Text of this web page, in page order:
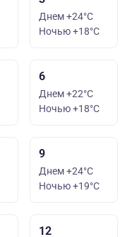
Днем +24°C
Ночью +18°C
6
Днем +22°C
Ночью +18°C
9
Днем +24°C
Ночью +19°C
12